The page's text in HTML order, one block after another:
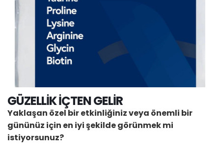
GÜZELLİK İÇTEN GELİR
Yaklaşan özel bir etkinliğiniz veya önemli bir
gününüz için en iyi şekilde görünmek mi
istiyorsunuz?